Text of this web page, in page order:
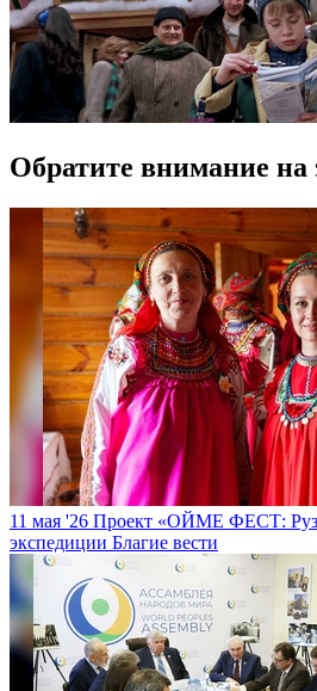
Обратите внимание на
11 мая '26 Проект «ОЙМЕ ФЕСТ:
экспедиции Благие вести